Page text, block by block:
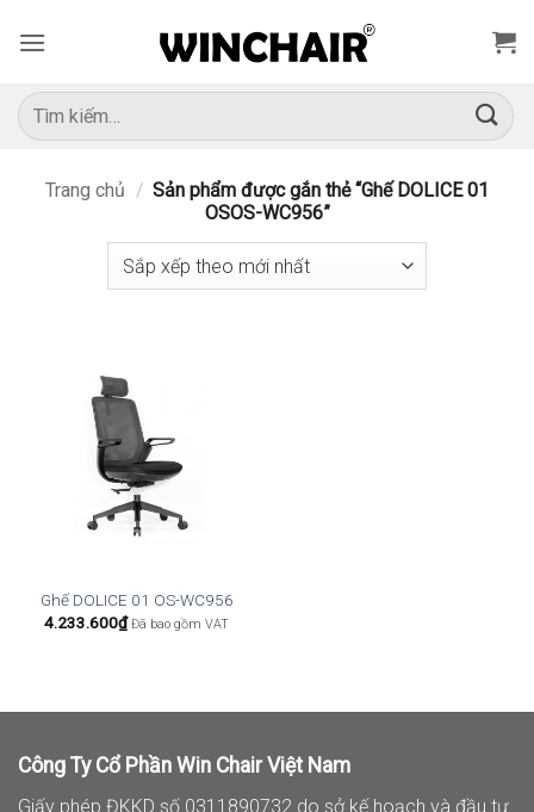
qua
dung
Tìm
kiếm:
Trang chủ / Sản phẩm được gắn thẻ “Ghế DOLICE 01
OSOS-WC956”
Ghế DOLICE 01 OS-WC956
4.233.600₫ Đã bao gồm VAT
Công Ty Cổ Phần Win Chair Việt Nam
Giấy phép ĐKKD số 0311890732 do sở kế hoạch và đầu tư